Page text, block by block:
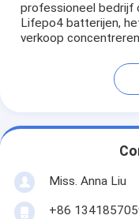
professioneel bedrijf
Lifepo4 batterijen,
verkoop
Miss. Anna Liu
+86